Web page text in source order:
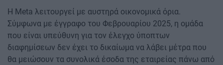
Η Meta λειτουργεί με αυστηρά οικονομικά όρια.
Σύμφωνα με έγγραφο του Φεβρουαρίου 2025, η ομάδα
που είναι υπεύθυνη για τον έλεγχο ύποπτων
διαφημίσεων δεν έχει το δικαίωμα να λάβει μέτρα που
θα μειώσουν τα συνολικά έσοδα της εταιρείας πάνω από